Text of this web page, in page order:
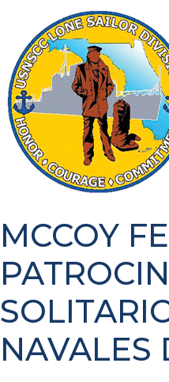
MCCOY
NAVALES